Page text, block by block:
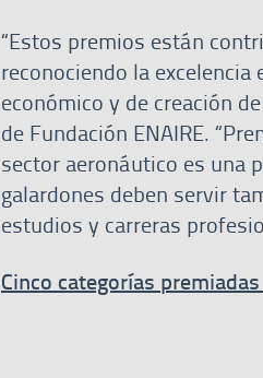
“Estos premios están
reconociendo la
económico y de creación
de Fundación ENAIRE.
sector aeronáutico es una
galardones deben servir
estudios y carreras
Cinco categorías premiadas